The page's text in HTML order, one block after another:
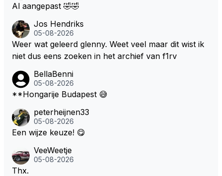
Al aangepast 🤣🤣
Jos Hendriks
05-08-2026
Weer wat geleerd glenny. Weet veel maar dit wist ik
niet dus eens zoeken in het archief van f1rv
BellaBenni
05-08-2026
**Hongarije Budapest 😅
peterheijnen33
05-08-2026
Een wijze keuze! 😋
VeeWeetje
05-08-2026
Thx.